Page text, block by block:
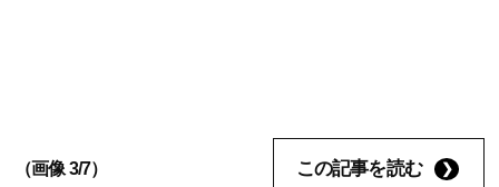
（画像 3/7） この記事を読む